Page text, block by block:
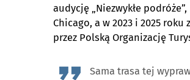
audycję „Niezwykłe
Chicago, a w 2023 i 2025
przez Polską Organizację
Sama trasa tej